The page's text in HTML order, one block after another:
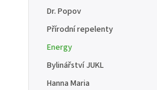
Dr. Popov
Přírodní repelenty
Energy
Bylinářství JUKL
Hanna Maria